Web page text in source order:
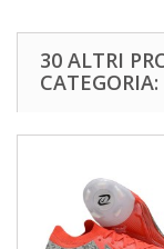
30 ALTRI
CATEGORIA: